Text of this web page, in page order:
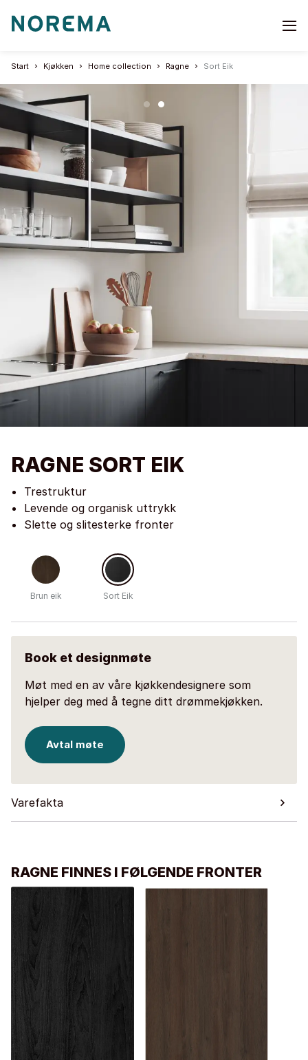
Go
page
Start Kjøkken Home collection Ragne Sort Eik
RAGNE SORT EIK
Trestruktur
Levende og organisk uttrykk
Slette og slitesterke fronter
Brun eik Sort Eik
Book et designmøte
Møt med en av våre kjøkkendesignere som
hjelper deg med å tegne ditt drømmekjøkken.
Avtal møte
Varefakta
RAGNE FINNES I FØLGENDE FRONTER